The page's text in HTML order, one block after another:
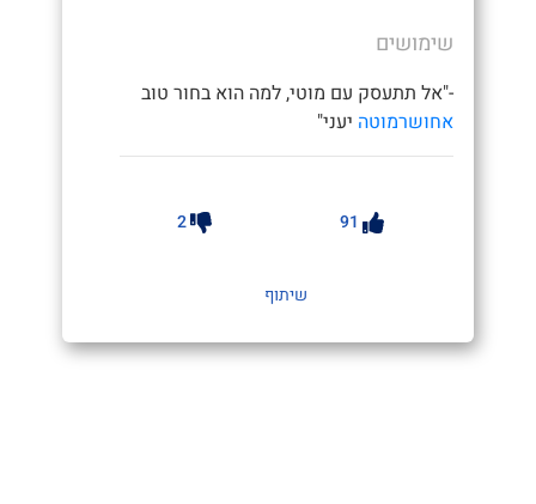
שימושים
-"אל תתעסק עם מוטי, למה הוא בחור טוב
אחושרמוטה יעני"
91
2
שיתוף